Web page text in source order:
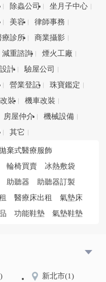
除蟲公司
坐月子中心
美容
律師事務
療診所
商業攝影
減重諮詢
煙火工廠
計
驗屋公司
營業登記
珠寶鑑定
裝
機車改裝
房屋仲介
機械設備
其它
棄式醫療服飾
輪椅買賣
冰熱敷袋
助聽器
助聽器訂製
醫療床出租
氣墊床
功能鞋墊 氣墊鞋墊
新北市(1)